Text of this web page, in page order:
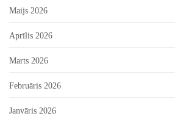
Maijs 2026
Aprīlis 2026
Marts 2026
Februāris 2026
Janvāris 2026